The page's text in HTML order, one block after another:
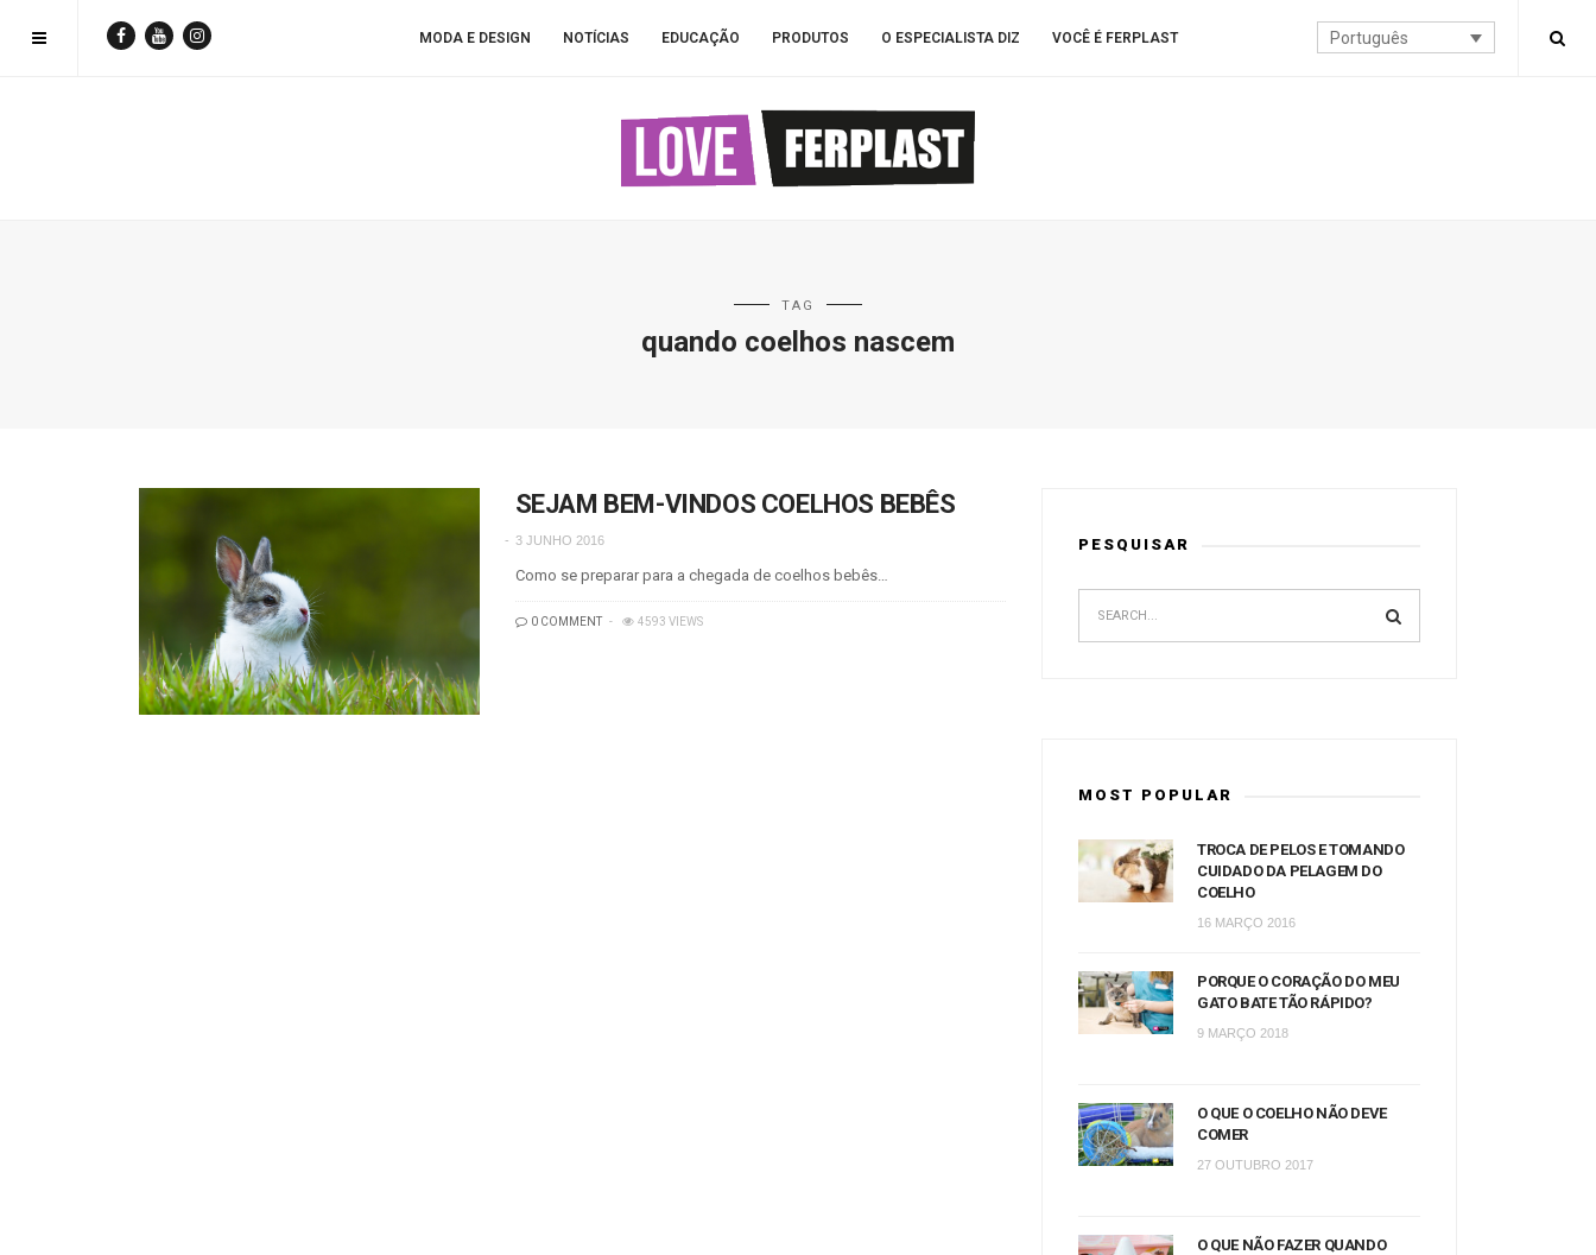
Português
MODA E DESIGN NOTÍCIAS EDUCAÇÃO PRODUTOS O ESPECIALISTA DIZ VOCÊ É FERPLAST
TAG
quando coelhos nascem
SEJAM BEM-VINDOS COELHOS BEBÊS
3 JUNHO 2016
Como se preparar para a chegada de coelhos bebês…
0 COMMENT 4593 VIEWS
PESQUISAR
MOST POPULAR
TROCA DE PELOS E TOMANDO
CUIDADO DA PELAGEM DO
COELHO
16 MARÇO 2016
PORQUE O CORAÇÃO DO MEU
GATO BATE TÃO RÁPIDO?
9 MARÇO 2018
O QUE O COELHO NÃO DEVE
COMER
27 OUTUBRO 2017
O QUE NÃO FAZER QUANDO